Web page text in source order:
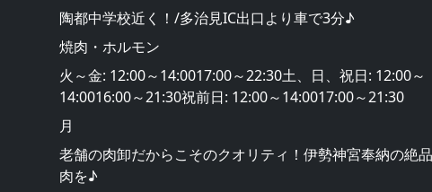
陶都中学校近く！/多治見IC出口より車で3分♪
焼肉・ホルモン
火～金: 12:00～14:0017:00～22:30土、日、祝日: 12:00～
14:0016:00～21:30祝前日: 12:00～14:0017:00～21:30
月
老舗の肉卸だからこそのクオリティ！伊勢神宮奉納の絶
肉を♪